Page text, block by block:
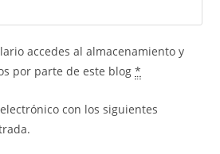
accedes al almacenamiento y
por parte de este blog*
con los siguientes